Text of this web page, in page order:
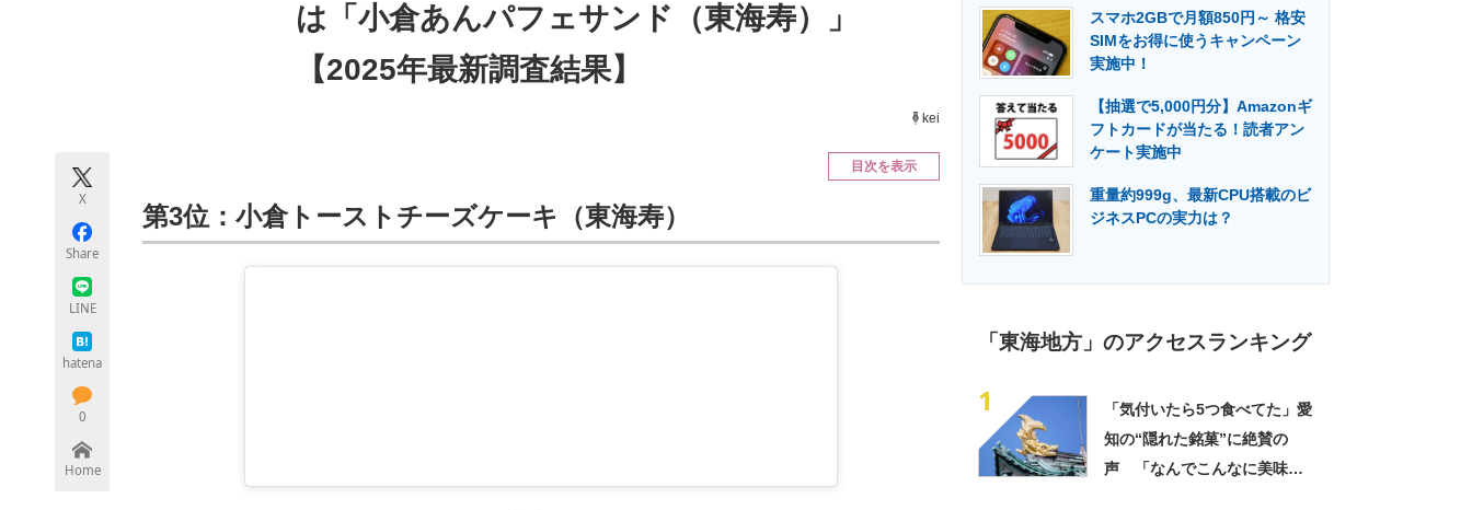
モノづくり技術者専門サイト エレクトロニクス専門サイト エネルギーの専門メディア 建設×テクノロジーの最前線
は「小倉あんパフェサンド（東海寿）」
【2025年最新調査結果】
kei
X
Share
LINE
hatena
0
Home
目次を表示
第3位：小倉トーストチーズケーキ（東海寿）
スマホ2GBで月額850円～ 格安
SIMをお得に使うキャンペーン
実施中！
【抽選で5,000円分】Amazonギ
フトカードが当たる！読者アン
ケート実施中
重量約999g、最新CPU搭載のビ
ジネスPCの実力は？
「東海地方」のアクセスランキング
1
「気付いたら5つ食べてた」愛
知の“隠れた銘菓”に絶賛の
声 「なんでこんなに美味し